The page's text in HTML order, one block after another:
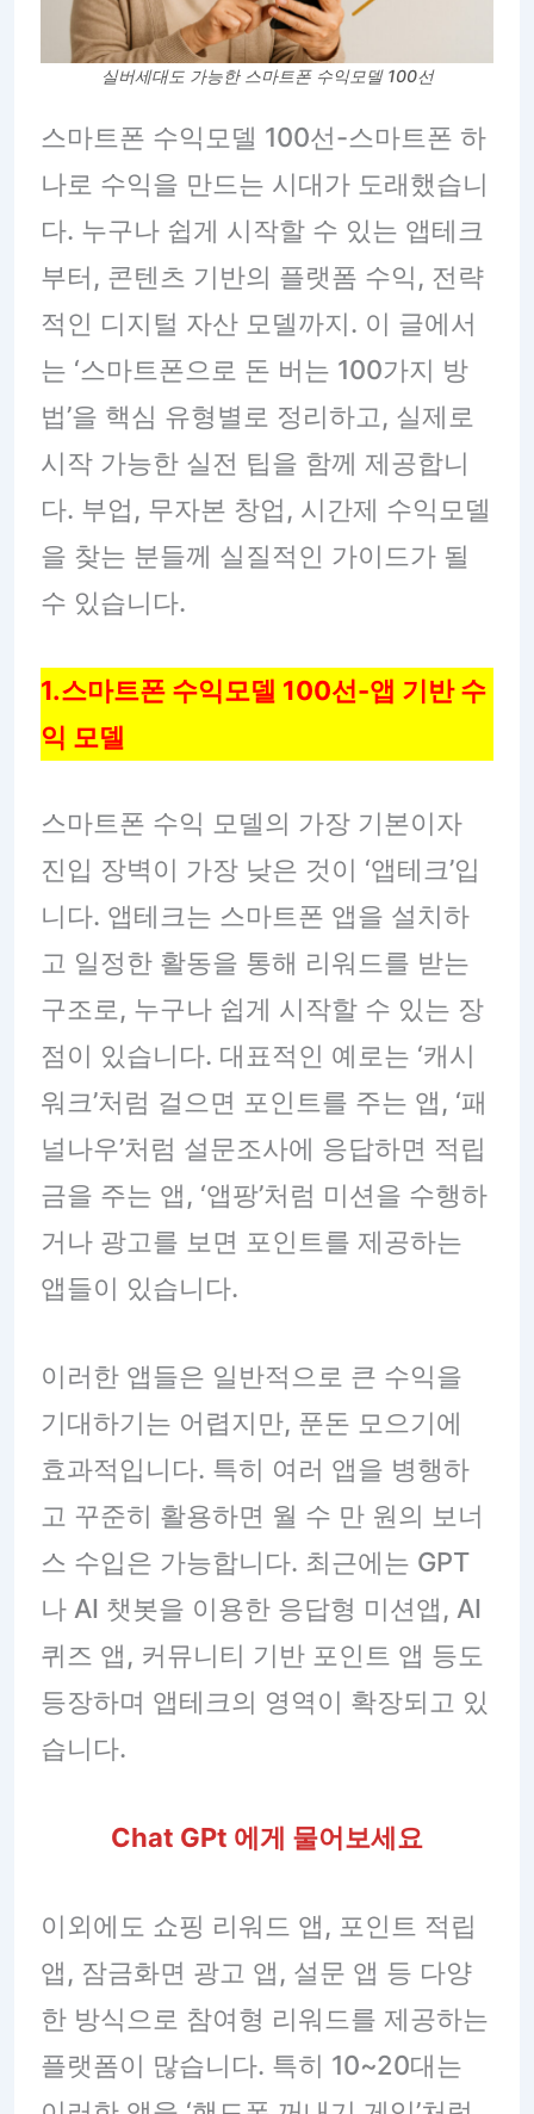
실버세대도 가능한 스마트폰 수익모델 100선
스마트폰 수익모델 100선-스마트폰 하
나로 수익을 만드는 시대가 도래했습니
다. 누구나 쉽게 시작할 수 있는 앱테크
부터, 콘텐츠 기반의 플랫폼 수익, 전략
적인 디지털 자산 모델까지. 이 글에서
는 ‘스마트폰으로 돈 버는 100가지 방
법’을 핵심 유형별로 정리하고, 실제로
시작 가능한 실전 팁을 함께 제공합니
다. 부업, 무자본 창업, 시간제 수익모델
을 찾는 분들께 실질적인 가이드가 될
수 있습니다.
1.스마트폰 수익모델 100선-앱 기반 수
익 모델
스마트폰 수익 모델의 가장 기본이자
진입 장벽이 가장 낮은 것이 ‘앱테크’입
니다. 앱테크는 스마트폰 앱을 설치하
고 일정한 활동을 통해 리워드를 받는
구조로, 누구나 쉽게 시작할 수 있는 장
점이 있습니다. 대표적인 예로는 ‘캐시
워크’처럼 걸으면 포인트를 주는 앱, ‘패
널나우’처럼 설문조사에 응답하면 적립
금을 주는 앱, ‘앱팡’처럼 미션을 수행하
거나 광고를 보면 포인트를 제공하는
앱들이 있습니다.
이러한 앱들은 일반적으로 큰 수익을
기대하기는 어렵지만, 푼돈 모으기에
효과적입니다. 특히 여러 앱을 병행하
고 꾸준히 활용하면 월 수 만 원의 보너
스 수입은 가능합니다. 최근에는 GPT
나 AI 챗봇을 이용한 응답형 미션앱, AI
퀴즈 앱, 커뮤니티 기반 포인트 앱 등도
등장하며 앱테크의 영역이 확장되고 있
습니다.
Chat GPt 에게 물어보세요
이외에도 쇼핑 리워드 앱, 포인트 적립
앱, 잠금화면 광고 앱, 설문 앱 등 다양
한 방식으로 참여형 리워드를 제공하는
플랫폼이 많습니다. 특히 10~20대는